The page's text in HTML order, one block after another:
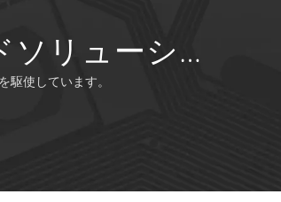
ソリューシ
使しています。